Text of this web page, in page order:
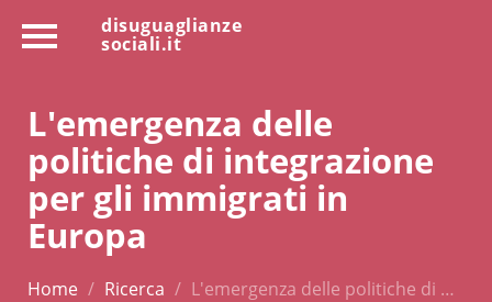
disuguaglianze
sociali.it
L'emergenza delle
politiche di integrazione
per gli immigrati in
Europa
Home Ricerca L'emergenza delle politiche di …